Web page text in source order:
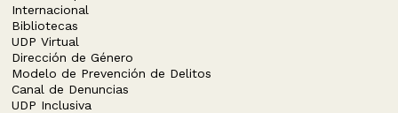
Internacional
Bibliotecas
UDP Virtual
Dirección de Género
Modelo de Prevención de Delitos
Canal de Denuncias
UDP Inclusiva